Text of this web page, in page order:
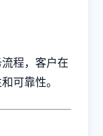
程，客户在
可靠性。